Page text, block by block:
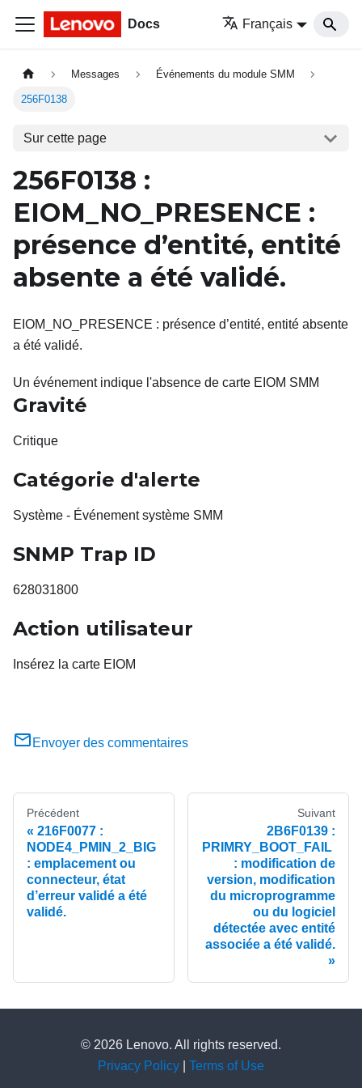
Docs Français
Messages Événements du module SMM
256F0138
Sur cette page
256F0138 :
EIOM_NO_PRESENCE :
présence d’entité, entité
absente a été validé.
EIOM_NO_PRESENCE : présence d’entité, entité absente
a été validé.
Un événement indique l'absence de carte EIOM SMM
Gravité
Critique
Catégorie d'alerte
Système - Événement système SMM
SNMP Trap ID
628031800
Action utilisateur
Insérez la carte EIOM
Envoyer des commentaires
Précédent
216F0077 :
NODE4_PMIN_2_BIG
: emplacement ou
connecteur, état
d’erreur validé a été
validé.
Suivant
2B6F0139 :
PRIMRY_BOOT_FAIL
: modification de
version, modification
du microprogramme
ou du logiciel
détectée avec entité
associée a été validé.
© 2026 Lenovo. All rights reserved.
Privacy Policy
Terms of Use